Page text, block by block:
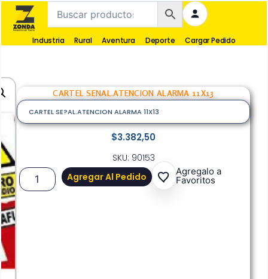
Industria Rural Aventura Deporte Cargar Pedido
CARTEL SENAL.ATENCION ALARMA 11X13
$3.382,50
CARTEL SE?AL.ATENCION ALARMA 11X13
SKU: 90153
Agregar Al Pedido
Agregalo a
Favoritos